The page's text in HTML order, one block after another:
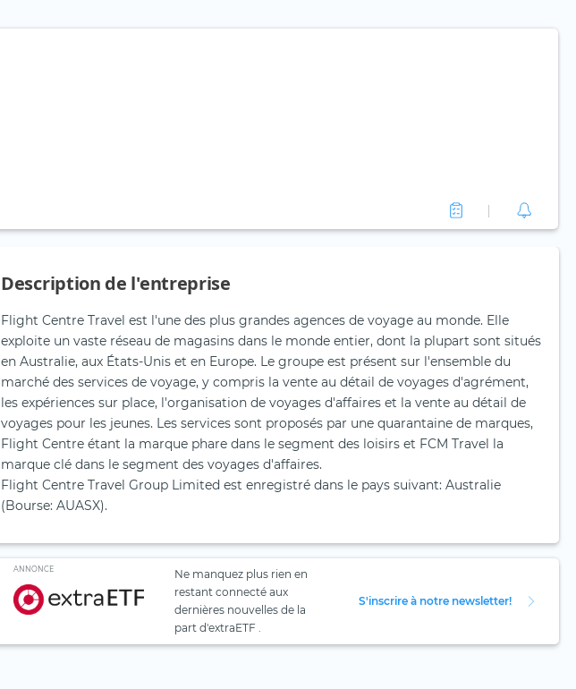
Description de l'entreprise
Flight Centre Travel est l'une des plus grandes agences de voyage au monde. Elle
exploite un vaste réseau de magasins dans le monde entier, dont la plupart sont situés
en Australie, aux États-Unis et en Europe. Le groupe est présent sur l'ensemble du
marché des services de voyage, y compris la vente au détail de voyages d'agrément,
les expériences sur place, l'organisation de voyages d'affaires et la vente au détail de
voyages pour les jeunes. Les services sont proposés par une quarantaine de marques,
Flight Centre étant la marque phare dans le segment des loisirs et FCM Travel la
marque clé dans le segment des voyages d'affaires.
Flight Centre Travel Group Limited est enregistré dans le pays suivant: Australie
(Bourse: AUASX).
ANNONCE
Ne manquez plus rien en
restant connecté aux
dernières nouvelles de la
part d'extraETF .
S'inscrire à notre newsletter!